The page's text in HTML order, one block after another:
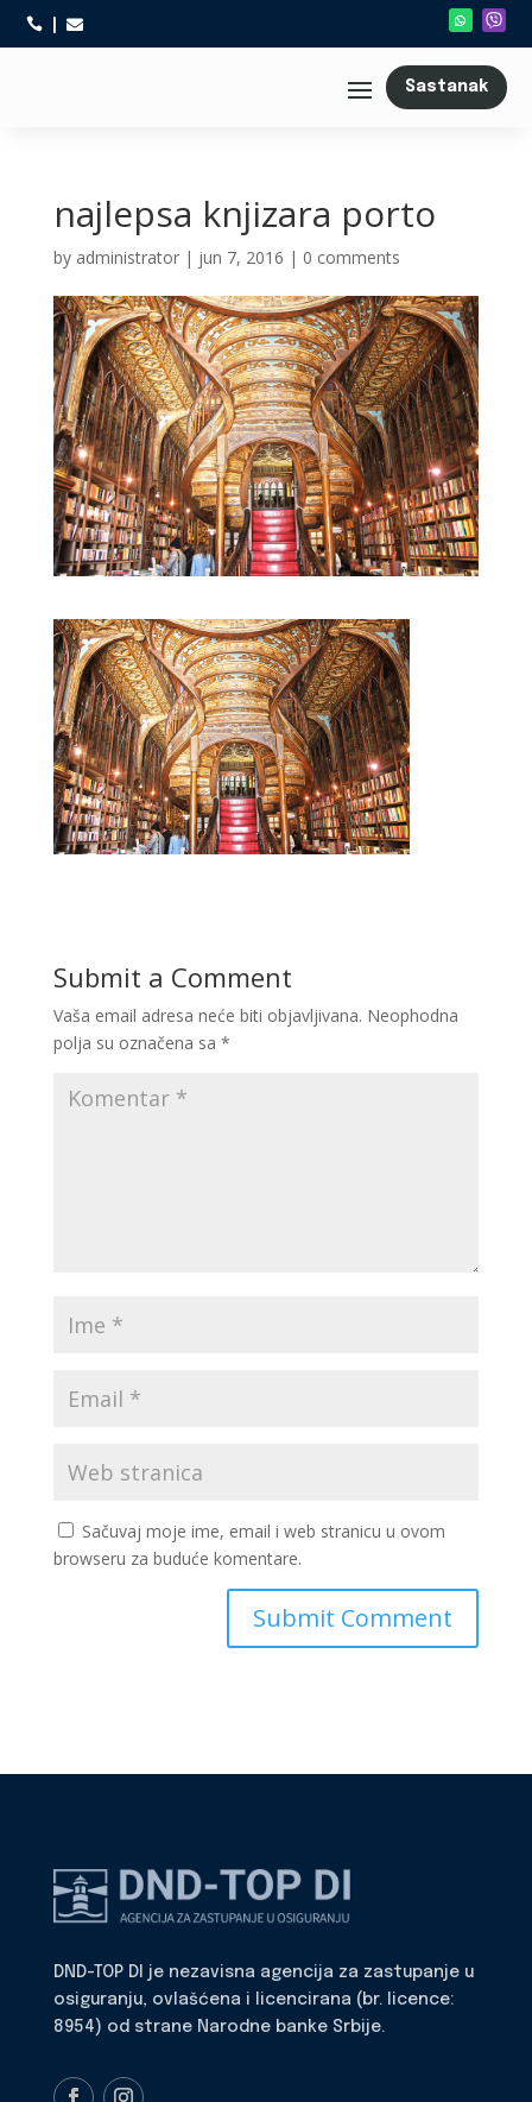
 
Sastanak
najlepsa knjizara porto
by administrator| jun 7, 2016 | 0 comments
Submit a Comment
Vaša email adresa neće biti objavljivana. Neophodna
polja su označena sa *
Sačuvaj moje ime, email i web stranicu u ovom
browseru za buduće komentare.
DND-TOP DI je nezavisna agencija za zastupanje u
osiguranju, ovlašćena i licencirana (br. licence:
8954) od strane Narodne banke Srbije.